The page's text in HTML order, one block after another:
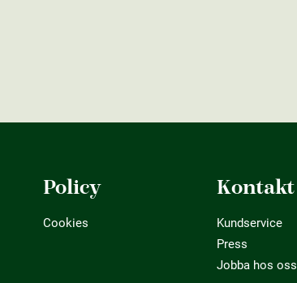
Policy
Cookies
Kontakt
Kundservice
Press
Jobba hos oss